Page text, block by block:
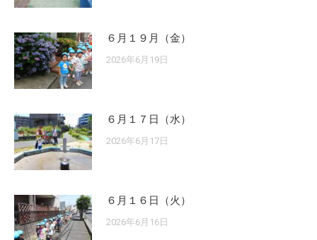
６月１９月（金）
2026年6月19日
６月１７日（水）
2026年6月17日
６月１６日（火）
2026年6月16日